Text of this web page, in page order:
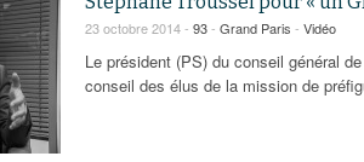
23 octobre 2014 - 93- Grand Paris - Vidéo
Le président (PS) du conseil général
conseil des élus de la mission de